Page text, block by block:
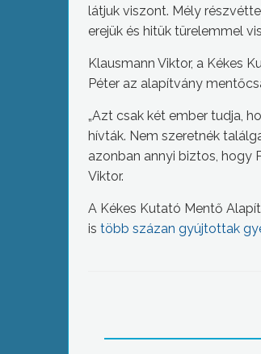
látjuk viszont. Mély
erejük és hitük türelemmel
Klausmann Viktor, a Kékes
Péter az alapítvány
„Azt csak két ember tudja,
hívták. Nem szeretnék
azonban annyi biztos, hogy
Viktor.
A Kékes Kutató Mentő
is több százan gyújtottak